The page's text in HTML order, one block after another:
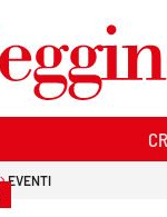
EVENTI